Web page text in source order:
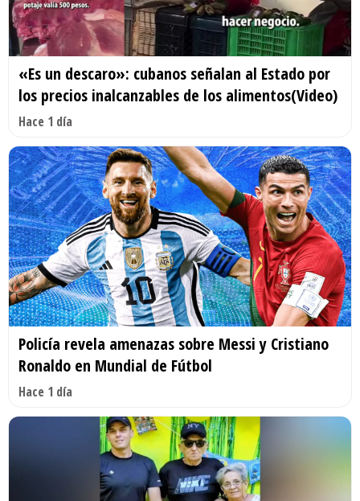
«Es un descaro»: cubanos señalan al Estado por
los precios inalcanzables de los alimentos(Video)
Hace 1 día
Policía revela amenazas sobre Messi y Cristiano
Ronaldo en Mundial de Fútbol
Hace 1 día